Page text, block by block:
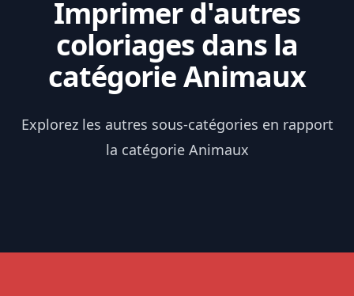
Imprimer d'autres
coloriages dans la
catégorie Animaux
Explorez les autres sous-catégories en rapport
la catégorie Animaux